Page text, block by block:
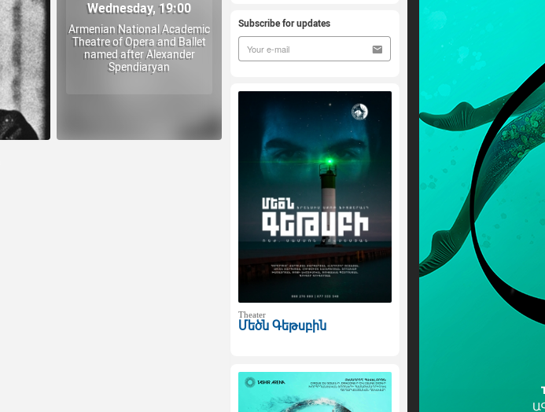
Wednesday, 19:00
Armenian National Academic
Theatre of Opera and Ballet
named after Alexander
Spendiaryan
Subscribe for updates
Theater
Մեծն Գեթսբին